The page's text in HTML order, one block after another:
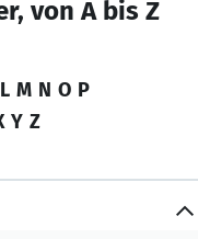
von A bis Z
L M N O P
Y Z